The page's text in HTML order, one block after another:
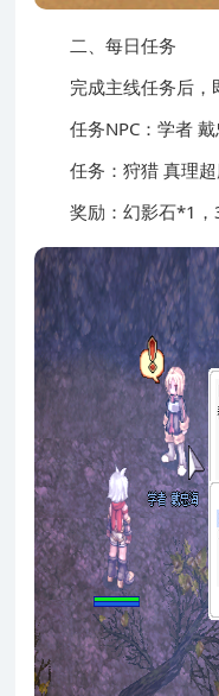
二、每日任务
完成主线任务后，即
任务NPC：学者 戴
任务：狩猎 真理超
奖励：幻影石*1，